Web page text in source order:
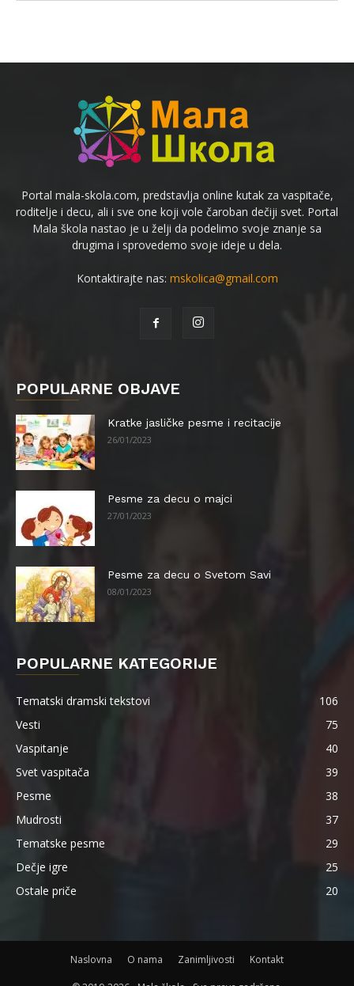
Portal mala-skola.com, predstavlja online kutak za vaspitače,
roditelje i decu, ali i sve one koji vole čaroban dečiji svet. Portal
Mala škola nastao je u želji da podelimo svoje znanje sa
drugima i sprovedemo svoje ideje u dela.
Kontaktirajte nas: mskolica@gmail.com
POPULARNE OBJAVE
Kratke jasličke pesme i recitacije
26/01/2023
Pesme za decu o majci
27/01/2023
Pesme za decu o Svetom Savi
08/01/2023
POPULARNE KATEGORIJE
Tematski dramski tekstovi
106
Vesti
75
Vaspitanje
40
Svet vaspitača
39
Pesme
38
Mudrosti
37
Tematske pesme
29
Dečje igre
25
Ostale priče
20
Naslovna O nama Zanimljivosti Kontakt